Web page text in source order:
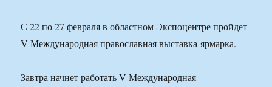
С 22 по 27 февраля в областном Экспоцентре пройдет
V Международная православная выставка-ярмарка.
Завтра начнет работать V Международная